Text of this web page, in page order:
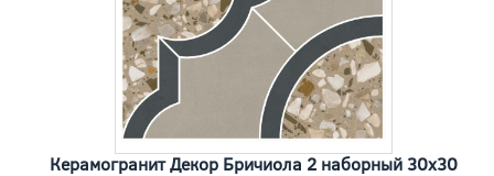
Керамогранит Декор Бричиола 2 наборный 30x30